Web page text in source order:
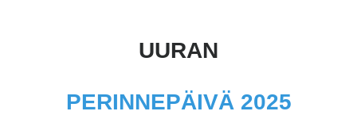
UURAN
PERINNEPÄIVÄ 2025